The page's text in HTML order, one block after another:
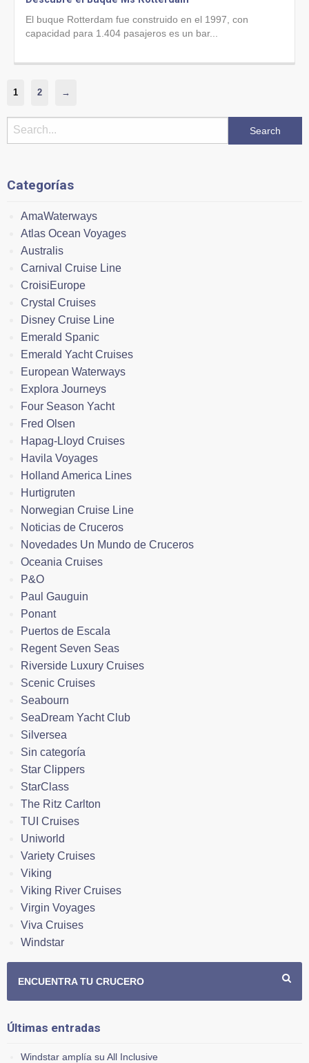
El buque Rotterdam fue construido en el 1997, con
capacidad para 1.404 pasajeros es un bar...
1 2 →
Categorías
AmaWaterways
Atlas Ocean Voyages
Australis
Carnival Cruise Line
CroisiEurope
Crystal Cruises
Disney Cruise Line
Emerald Spanic
Emerald Yacht Cruises
European Waterways
Explora Journeys
Four Season Yacht
Fred Olsen
Hapag-Lloyd Cruises
Havila Voyages
Holland America Lines
Hurtigruten
Norwegian Cruise Line
Noticias de Cruceros
Novedades Un Mundo de Cruceros
Oceania Cruises
P&O
Paul Gauguin
Ponant
Puertos de Escala
Regent Seven Seas
Riverside Luxury Cruises
Scenic Cruises
Seabourn
SeaDream Yacht Club
Silversea
Sin categoría
Star Clippers
StarClass
The Ritz Carlton
TUI Cruises
Uniworld
Variety Cruises
Viking
Viking River Cruises
Virgin Voyages
Viva Cruises
Windstar
ENCUENTRA TU CRUCERO
Últimas entradas
Windstar amplía su All Inclusive